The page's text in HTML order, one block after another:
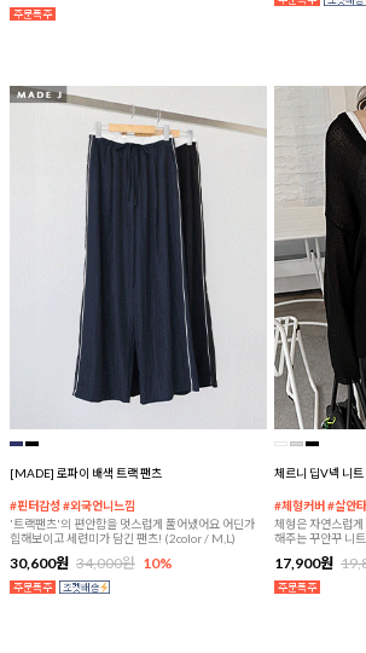
[MADE] 로파이 배색 트랙 팬츠
#핀터감성 #외국언니느낌
'트랙팬츠'의 편안함을 멋스럽게 풀어냈어요 어딘가
힙해보이고 세련미가 담긴 팬츠! (2color / M,L)
30,600원 34,000원 10%
체르니 딥V넥 니트
#체형커버 #살안
체형은 자연스럽
해주는 꾸안꾸 니
17,900원